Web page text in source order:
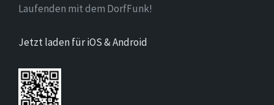
Laufenden mit dem DorfFunk!
Jetzt laden für iOS & Android